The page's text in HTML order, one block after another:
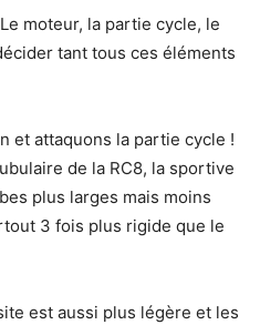
moteur, la partie cycle, le
tant tous ces éléments
et attaquons la partie cycle !
de la RC8, la sportive
plus larges mais moins
3 fois plus rigide que le
est aussi plus légère et les